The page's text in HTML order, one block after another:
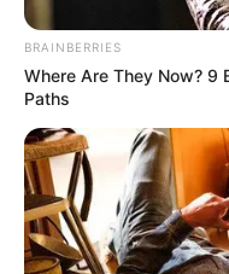
BRAINBERRIES
Where Are They Now? 9
Paths